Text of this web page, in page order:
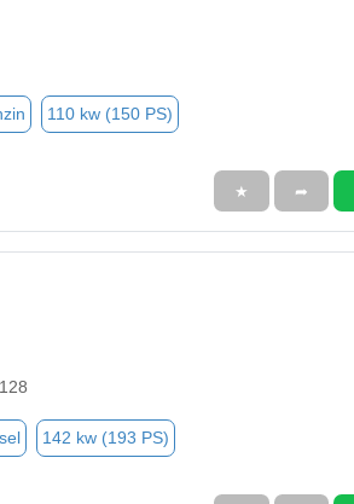
110 kw (150 PS)
★ ➦
142 kw (193 PS)